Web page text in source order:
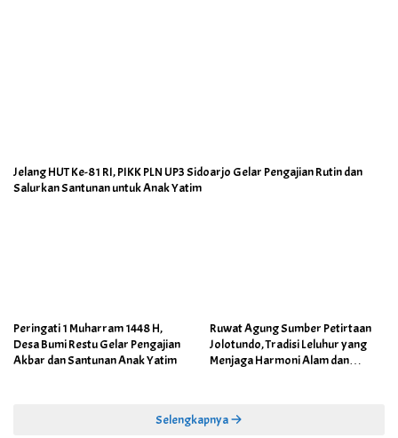
Jelang HUT Ke-81 RI, PIKK PLN UP3 Sidoarjo Gelar Pengajian Rutin dan
Salurkan Santunan untuk Anak Yatim
Peringati 1 Muharram 1448 H,
Desa Bumi Restu Gelar Pengajian
Akbar dan Santunan Anak Yatim
Ruwat Agung Sumber Petirtaan
Jolotundo, Tradisi Leluhur yang
Menjaga Harmoni Alam dan
Selengkapnya